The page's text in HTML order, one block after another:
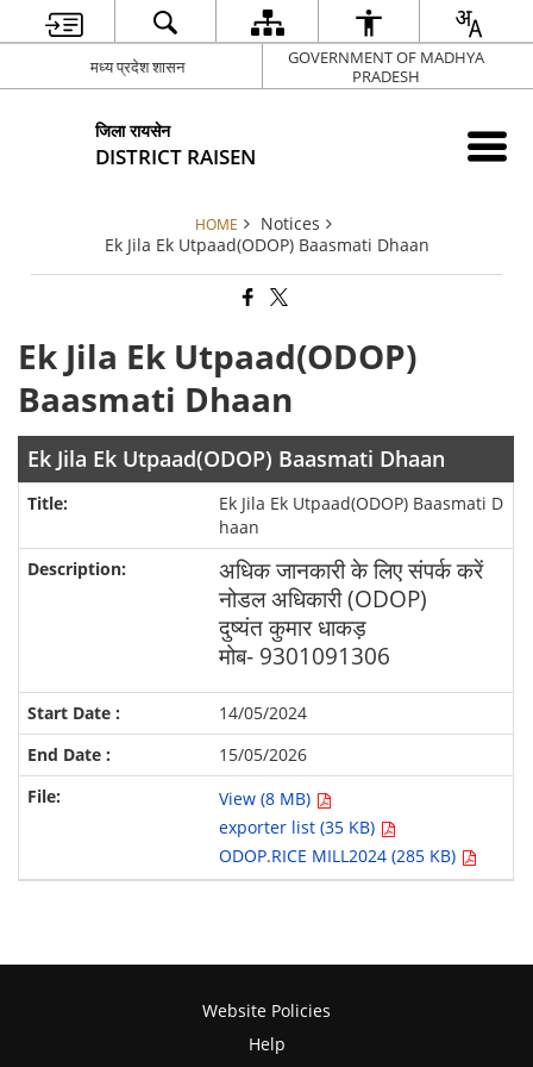
मध्य प्रदेश शासन
GOVERNMENT OF MADHYA
PRADESH
जिला रायसेन
DISTRICT RAISEN
HOME
Notices
Ek Jila Ek Utpaad(ODOP) Baasmati Dhaan
Ek Jila Ek Utpaad(ODOP)
Baasmati Dhaan
Ek Jila Ek Utpaad(ODOP) Baasmati Dhaan
Ek Jila Ek Utpaad(ODOP) Baasmati D
haan
अधिक जानकारी के लिए संपर्क करें
नोडल अधिकारी (ODOP)
दुष्यंत कुमार धाकड़
मोब- 9301091306
14/05/2024
15/05/2026
View (8 MB)
exporter list (35 KB)
ODOP.RICE MILL2024 (285 KB)
Website Policies
Help